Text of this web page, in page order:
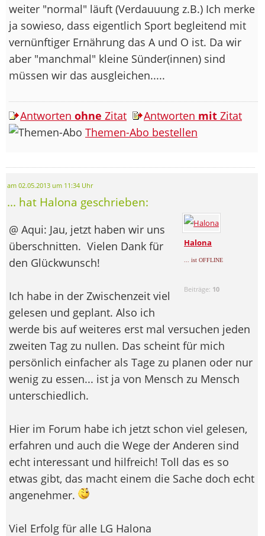
weiter "normal" läuft (Verdauuung z.B.) Ich merke
ja sowieso, dass eigentlich Sport begleitend mit
vernünftiger Ernährung das A und O ist. Da wir
aber "manchmal" kleine Sünder(innen) sind
müssen wir das ausgleichen.....
Antworten ohne Zitat Antworten mit Zitat
Themen-Abo bestellen
am 02.05.2013 um 11:34 Uhr
... hat Halona geschrieben:
Halona
... ist OFFLINE
Beiträge: 10
@ Aqui: Jau, jetzt haben wir uns
überschnitten. Vielen Dank für
den Glückwunsch!
Ich habe in der Zwischenzeit viel
gelesen und geplant. Also ich
werde bis auf weiteres erst mal versuchen jeden
zweiten Tag zu nullen. Das scheint für mich
persönlich einfacher als Tage zu planen oder nur
wenig zu essen... ist ja von Mensch zu Mensch
unterschiedlich.
Hier im Forum habe ich jetzt schon viel gelesen,
erfahren und auch die Wege der Anderen sind
echt interessant und hilfreich! Toll das es so
etwas gibt, das macht einem die Sache doch echt
angenehmer.
Viel Erfolg für alle LG Halona